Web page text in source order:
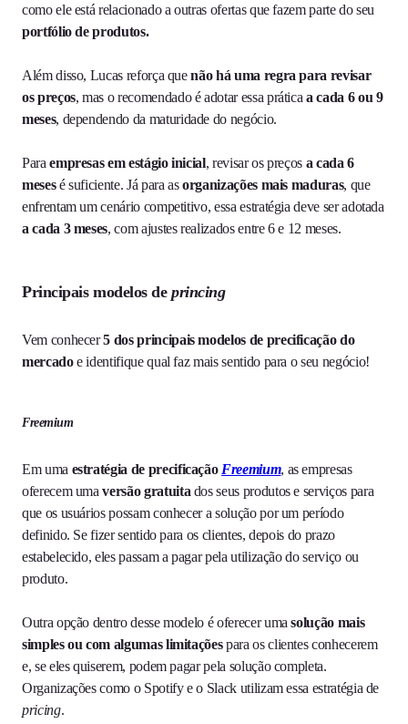
como ele está relacionado a outras ofertas que fazem parte do seu
portfólio de produtos.
Além disso, Lucas reforça quenão há uma regra para revisar
os preços, mas o recomendado é adotar essa práticaa cada 6 ou 9
meses, dependendo da maturidade do negócio.
Para empresas em estágio inicial, revisar os preços a cada 6
mesesé suficiente. Já para asorganizações mais maduras, que
enfrentam um cenário competitivo, essa estratégia deve ser adotada
a cada 3 meses, com ajustes realizados entre 6 e 12 meses.
Principais modelos de princing
Vem conhecer5 dos principais modelos de precificação do
mercadoe identifique qual faz mais sentido para o seu negócio!
Freemium
Em uma estratégia de precificação Freemium, as empresas
oferecem umaversão gratuita dos seus produtos e serviços para
que os usuários possam conhecer a solução por um período
definido. Se fizer sentido para os clientes, depois do prazo
estabelecido, eles passam a pagar pela utilização do serviço ou
produto.
Outra opção dentro desse modelo é oferecer uma solução mais
simples ou com algumas limitaçõespara os clientes conhecerem
e, se eles quiserem, podem pagar pela solução completa.
Organizações como o Spotify e o Slack utilizam essa estratégia de
pricing.